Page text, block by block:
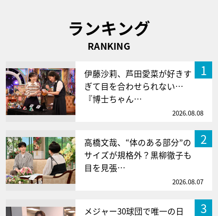
ランキング
RANKING
1
伊藤沙莉、芦田愛菜が好きす
ぎて目を合わせられない…
『博士ちゃん…
2026.08.08
2
高橋文哉、“体のある部分”の
サイズが規格外？黒柳徹子も
目を見張…
2026.08.07
3
メジャー30球団で唯一の日